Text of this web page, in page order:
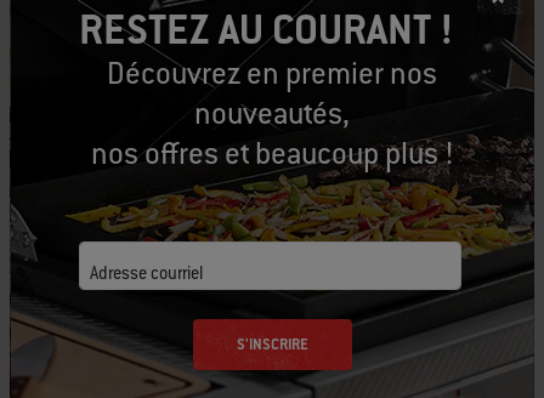
Pour une dinde à la rôtissoire, j'ai amélioré le
RESTEZ AU COURANT !
Découvrez en premier nos
nouveautés,
nos offres et beaucoup plus !
Adresse courriel
S'INSCRIRE